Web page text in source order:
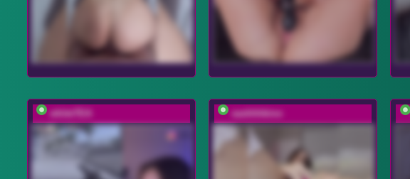
whiteTEA sashhhkino